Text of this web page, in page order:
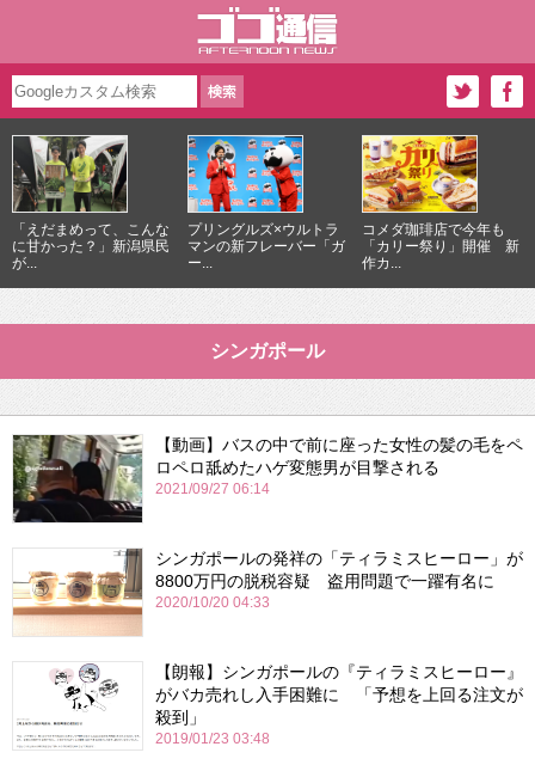
「えだまめって、こんな
に甘かった？」新潟県民
が...
プリングルズ×ウルトラ
マンの新フレーバー「ガ
ー...
コメダ珈琲店で今年も
「カリー祭り」開催 新
作カ...
シンガポール
【動画】バスの中で前に座った女性の髪の毛をペ
ロペロ舐めたハゲ変態男が目撃される
2021/09/27 06:14
シンガポールの発祥の「ティラミスヒーロー」が
8800万円の脱税容疑 盗用問題で一躍有名に
2020/10/20 04:33
【朗報】シンガポールの『ティラミスヒーロー』
がバカ売れし入手困難に 「予想を上回る注文が
殺到」
2019/01/23 03:48